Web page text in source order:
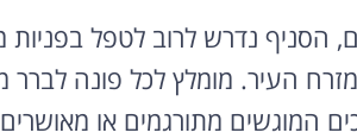
הסניף נדרש לרוב לטפל בפניות
העיר. מומלץ לכל פונה
המוגשים מתורגמים או